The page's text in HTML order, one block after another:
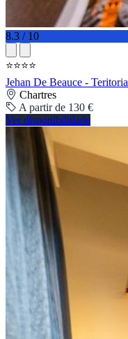
8.3 / 10
⭐⭐⭐⭐
Jehan De Beauce - Teritoria
Chartres
A partir de 130 €
Ver disponibilidade